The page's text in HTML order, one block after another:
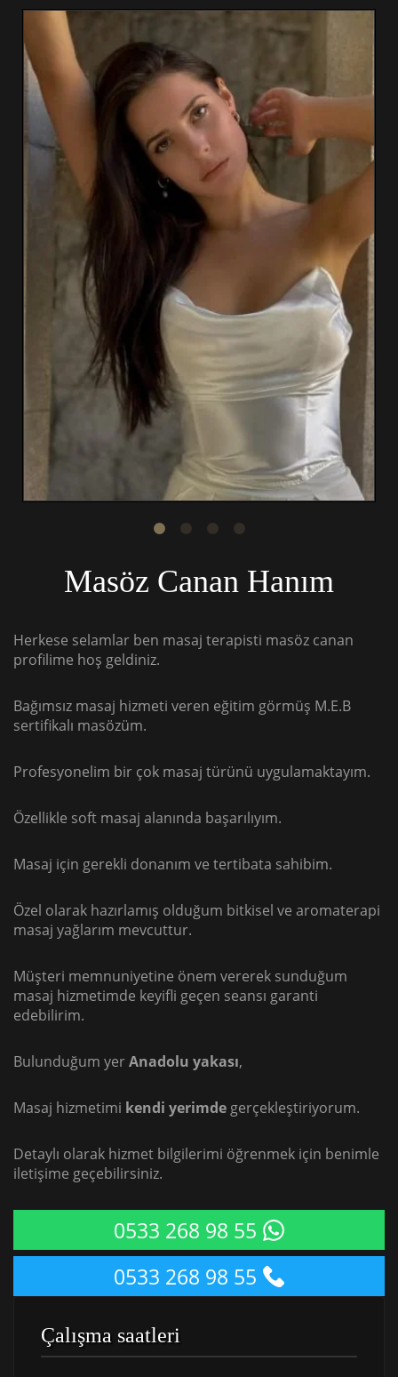
Masöz Canan Hanım
Herkese selamlar ben masaj terapisti masöz canan
profilime hoş geldiniz.
Bağımsız masaj hizmeti veren eğitim görmüş M.E.B
sertifikalı masözüm.
Profesyonelim bir çok masaj türünü uygulamaktayım.
Özellikle soft masaj alanında başarılıyım.
Masaj için gerekli donanım ve tertibata sahibim.
Özel olarak hazırlamış olduğum bitkisel ve aromaterapi
masaj yağlarım mevcuttur.
Müşteri memnuniyetine önem vererek sunduğum
masaj hizmetimde keyifli geçen seansı garanti
edebilirim.
Bulunduğum yerAnadolu yakası,
Masaj hizmetimi kendi yerimde gerçekleştiriyorum.
Detaylı olarak hizmet bilgilerimi öğrenmek için benimle
iletişime geçebilirsiniz.
0533 268 98 55
0533 268 98 55
Çalışma saatleri